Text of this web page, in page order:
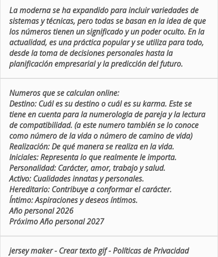
La moderna se ha expandido para incluir variedades de
sistemas y técnicas, pero todas se basan en la idea de que
los números tienen un significado y un poder oculto. En la
actualidad, es una práctica popular y se utiliza para todo,
desde la toma de decisiones personales hasta la
planificación empresarial y la predicción del futuro.
Numeros que se calculan online:
Destino: Cuál es su destino o cuál es su karma. Este se
tiene en cuenta para la numerologia de pareja y la lectura
de compatibilidad. (a este numero también se lo conoce
como número de la vida o número de camino de vida)
Realización:De qué manera se realiza en la vida.
Iniciales:Representa lo que realmente le importa.
Personalidad:Carácter, amor, trabajo y salud.
Activo:Cualidades innatas y personales.
Hereditario:Contribuye a conformar el carácter.
Íntimo:Aspiraciones y deseos íntimos.
Año personal 2026
Próximo Año personal 2027
jersey maker- Crear texto gif-Políticas de Privacidad